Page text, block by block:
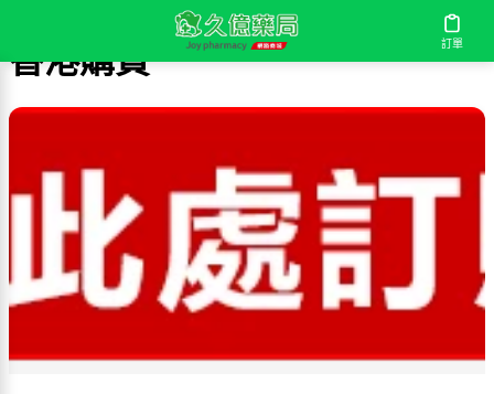
訂單
香港購買